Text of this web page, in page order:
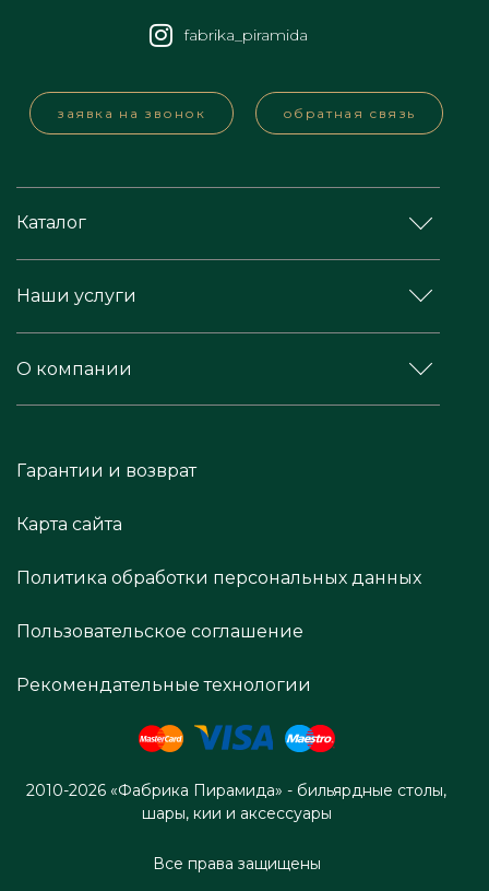
fabrika_piramida
заявка на звонок обратная связь
Каталог
Наши услуги
О компании
Гарантии и возврат
Карта сайта
Политика обработки персональных данных
Пользовательское соглашение
Рекомендательные технологии
2010-2026 «Фабрика Пирамида» - бильярдные столы,
шары, кии и аксессуары
Все права защищены